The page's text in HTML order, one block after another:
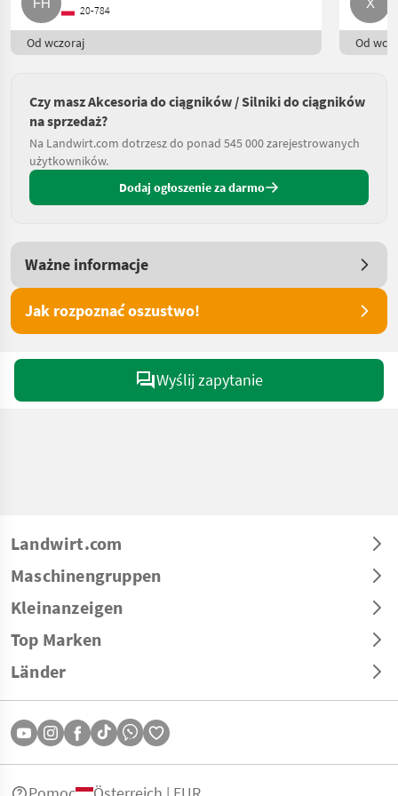
20-784
Od wczoraj Od
Czy masz Akcesoria do ciągników / Silniki do ciągników
na sprzedaż?
Na Landwirt.com dotrzesz do ponad 545 000 zarejestrowanych
użytkowników.
Dodaj ogłoszenie za darmo
Ważne informacje
Jak rozpoznać oszustwo!
Wyślij zapytanie
Landwirt.com
Maschinengruppen
Kleinanzeigen
Top Marken
Länder